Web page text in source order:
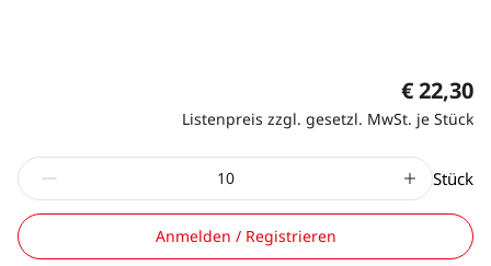
€ 22,30
Listenpreis zzgl. gesetzl. MwSt. je Stück
Stück
Anmelden / Registrieren